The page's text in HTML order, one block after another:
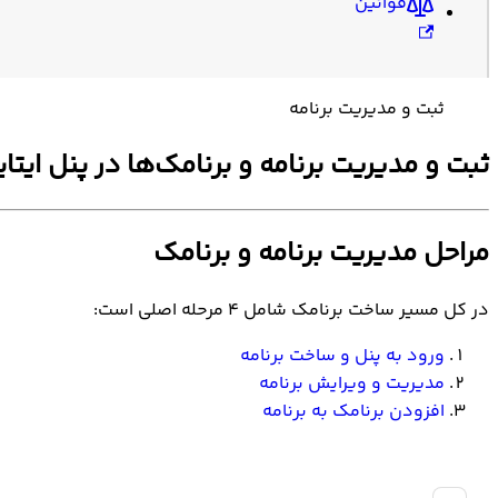
ثبت و مدیریت برنامه
ثبت و مدیریت برنامه و برنامک‌ها در پنل
مراحل مدیریت برنامه و برنامک
در کل مسیر ساخت برنامک شامل ۴ مرحله اصلی است:
ورود به پنل و ساخت برنامه
مدیریت و ویرایش برنامه
افزودن برنامک به برنامه